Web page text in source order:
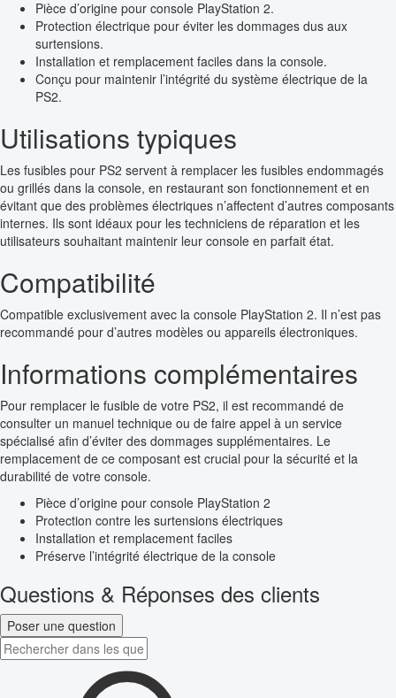
Pièce d’origine pour console PlayStation 2.
Protection électrique pour éviter les dommages dus aux
surtensions.
Installation et remplacement faciles dans la console.
Conçu pour maintenir l’intégrité du système électrique de la
PS2.
Utilisations typiques
Les fusibles pour PS2 servent à remplacer les fusibles endommagés
ou grillés dans la console, en restaurant son fonctionnement et en
évitant que des problèmes électriques n’affectent d’autres composants
internes. Ils sont idéaux pour les techniciens de réparation et les
utilisateurs souhaitant maintenir leur console en parfait état.
Compatibilité
Compatible exclusivement avec la console PlayStation 2. Il n’est pas
recommandé pour d’autres modèles ou appareils électroniques.
Informations complémentaires
Pour remplacer le fusible de votre PS2, il est recommandé de
consulter un manuel technique ou de faire appel à un service
spécialisé afin d’éviter des dommages supplémentaires. Le
remplacement de ce composant est crucial pour la sécurité et la
durabilité de votre console.
Pièce d’origine pour console PlayStation 2
Protection contre les surtensions électriques
Installation et remplacement faciles
Préserve l’intégrité électrique de la console
Questions & Réponses des clients
Poser une question